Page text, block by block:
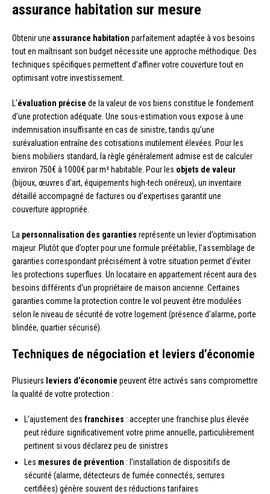
assurance habitation sur mesure
Obtenir une assurance habitation parfaitement adaptée à vos besoins
tout en maîtrisant son budget nécessite une approche méthodique. Des
techniques spécifiques permettent d’affiner votre couverture tout en
optimisant votre investissement.
L’évaluation précise de la valeur de vos biens constitue le fondement
d’une protection adéquate. Une sous-estimation vous expose à une
indemnisation insuffisante en cas de sinistre, tandis qu’une
surévaluation entraîne des cotisations inutilement élevées. Pour les
biens mobiliers standard, la règle généralement admise est de calculer
environ 750€ à 1000€ par m² habitable. Pour les objets de valeur
(bijoux, œuvres d’art, équipements high-tech onéreux), un inventaire
détaillé accompagné de factures ou d’expertises garantit une
couverture appropriée.
La personnalisation des garanties représente un levier d’optimisation
majeur. Plutôt que d’opter pour une formule préétablie, l’assemblage de
garanties correspondant précisément à votre situation permet d’éviter
les protections superflues. Un locataire en appartement récent aura des
besoins différents d’un propriétaire de maison ancienne. Certaines
garanties comme la protection contre le vol peuvent être modulées
selon le niveau de sécurité de votre logement (présence d’alarme, porte
blindée, quartier sécurisé).
Techniques de négociation et leviers d’économie
Plusieurs leviers d’économie peuvent être activés sans compromettre
la qualité de votre protection :
L’ajustement des franchises : accepter une franchise plus élevée
peut réduire significativement votre prime annuelle, particulièrement
pertinent si vous déclarez peu de sinistres
Les mesures de prévention : l’installation de dispositifs de
sécurité (alarme, détecteurs de fumée connectés, serrures
certifiées) génère souvent des réductions tarifaires